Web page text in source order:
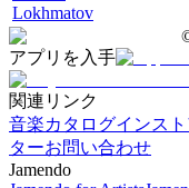
Lokhmatov
アプリを入手
関連リンク
音楽カタログインス
ターお問い合わせ
Jamendo